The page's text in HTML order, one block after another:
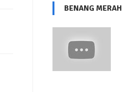
BENANG MERAH